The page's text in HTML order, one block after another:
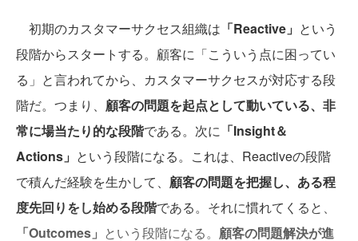
初期のカスタマーサクセス組織は 「Reactive」 という
段階からスタートする。顧客に「こういう点に困ってい
る」と言われてから、カスタマーサクセスが対応する段
階だ。つまり、 顧客の問題を起点として動いている、非
常に場当たり的な段階である。次に 「Insight＆
Actions」 という段階になる。これは、Reactiveの段階
で積んだ経験を生かして、 顧客の問題を把握し、ある程
度先回りをし始める段階である。それに慣れてくると、
「Outcomes」 という段階になる。 顧客の問題解決が進